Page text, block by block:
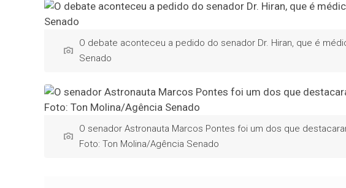
O debate aconteceu a pedido do senador Dr. Hiran, que é
Senado
O senador Astronauta Marcos Pontes foi um dos que
Foto: Ton Molina/Agência Senado